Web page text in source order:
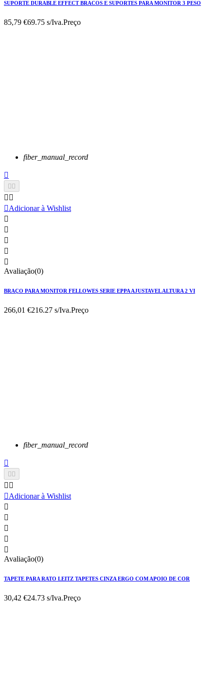
SUPORTE DURABLE EFFECT BRACOS E SUPORTES PARA MONITOR 3 PESO
85,79 €69.75 s/Iva.Preço
fiber_manual_record

 
 
Adicionar à Wishlist





Avaliação(0)
BRAÇO PARA MONITOR FELLOWES SERIE EPPA AJUSTAVEL ALTURA 2 VI
266,01 €216.27 s/Iva.Preço
fiber_manual_record

 
 
Adicionar à Wishlist





Avaliação(0)
TAPETE PARA RATO LEITZ TAPETES CINZA ERGO COM APOIO DE COR
30,42 €24.73 s/Iva.Preço